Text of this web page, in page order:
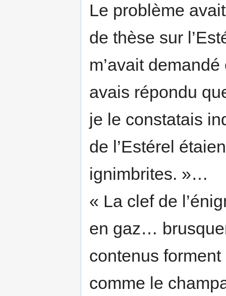
Le problème
de thèse sur
m’avait
avais répondu
je le constatais
de l’Estérel
ignimbrites. »…
« La clef de
en gaz…
contenus
comme le